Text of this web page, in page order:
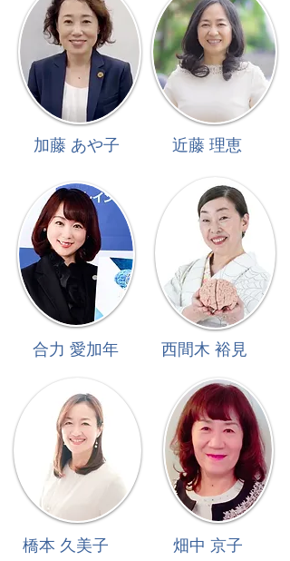
加藤 ​ あや子
​合力 愛加年
​橋本 久美子
​近藤 理恵
​西間木 裕見
​畑中 京子